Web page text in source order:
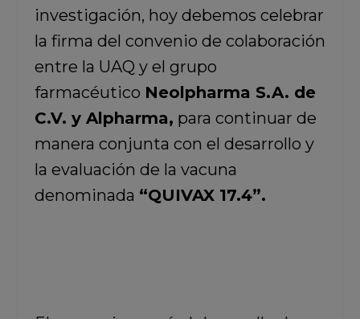
investigación, hoy debemos celebrar
la firma del convenio de colaboración
entre la UAQ y el grupo
farmacéutico Neolpharma S.A. de
C.V. y Alpharma, para continuar de
manera conjunta con el desarrollo y
la evaluación de la vacuna
denominada “QUIVAX 17.4”.